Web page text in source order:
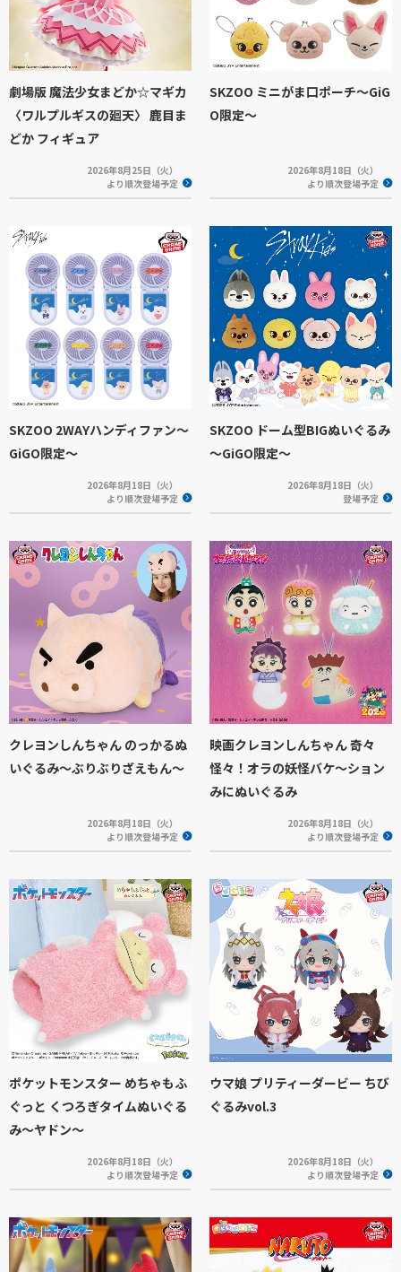
劇場版 魔法少女まどか☆マギカ
〈ワルプルギスの廻天〉 鹿目ま
どか フィギュア
2026年8月25日（火）
より順次登場予定
SKZOO ミニがま口ポーチ～GiG
O限定～
2026年8月18日（火）
より順次登場予定
SKZOO 2WAYハンディファン～
GiGO限定～
2026年8月18日（火）
より順次登場予定
SKZOO ドーム型BIGぬいぐるみ
～GiGO限定～
2026年8月18日（火）
登場予定
クレヨンしんちゃん のっかるぬ
いぐるみ～ぶりぶりざえもん～
2026年8月18日（火）
より順次登場予定
映画クレヨンしんちゃん 奇々
怪々！オラの妖怪バケ～ション
みにぬいぐるみ
2026年8月18日（火）
より順次登場予定
ポケットモンスター めちゃもふ
ぐっと くつろぎタイムぬいぐる
み～ヤドン～
2026年8月18日（火）
より順次登場予定
ウマ娘 プリティーダービー ちび
ぐるみvol.3
2026年8月18日（火）
より順次登場予定